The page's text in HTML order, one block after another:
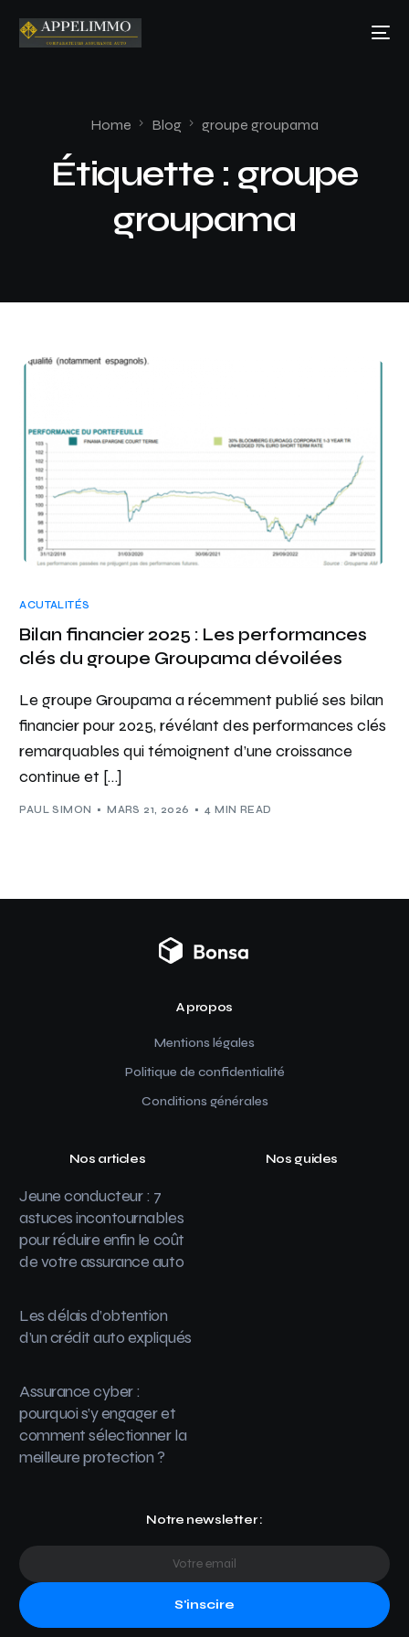
Home Blog groupe groupama
Étiquette : groupe
groupama
ACUTALITÉS
Bilan financier 2025 : Les performances
clés du groupe Groupama dévoilées
Le groupe Groupama a récemment publié ses bilan
financier pour 2025, révélant des performances clés
remarquables qui témoignent d’une croissance
continue et […]
PAUL SIMON MARS 21, 2026 4 MIN READ
A propos
Mentions légales
Politique de confidentialité
Conditions générales
Nos articles
Jeune conducteur : 7
astuces incontournables
pour réduire enfin le coût
de votre assurance auto
Les délais d’obtention
d’un crédit auto expliqués
Assurance cyber :
pourquoi s’y engager et
comment sélectionner la
meilleure protection ?
Nos guides
Notre newsletter :
S'inscire